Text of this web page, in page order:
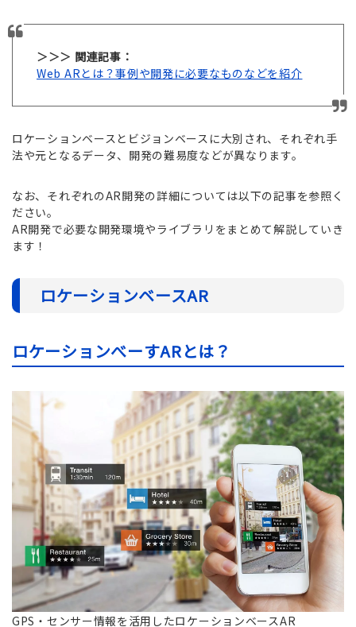
＞＞＞ 関連記事：
Web ARとは？事例や開発に必要なものなどを紹介
ロケーションベースとビジョンベースに大別され、それぞれ手
法や元となるデータ、開発の難易度などが異なります。
なお、それぞれのAR開発の詳細については以下の記事を参照く
ださい。
AR開発で必要な開発環境やライブラリをまとめて解説していき
ます！
ロケーションベースAR
ロケーションべーすARとは？
GPS・センサー情報を活用したロケーションベースAR